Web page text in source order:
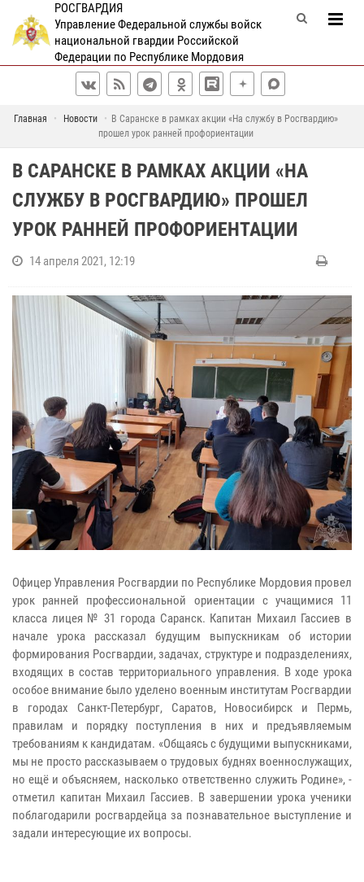
РОСГВАРДИЯ
Управление Федеральной службы войск
национальной гвардии Российской
Федерации по Республике Мордовия
Главная Новости
В Саранске в рамках акции «На службу в Росгвардию»
прошел урок ранней профориентации
В САРАНСКЕ В РАМКАХ АКЦИИ «НА
СЛУЖБУ В РОСГВАРДИЮ» ПРОШЕЛ
УРОК РАННЕЙ ПРОФОРИЕНТАЦИИ
14 апреля 2021, 12:19
Офицер Управления Росгвардии по Республике Мордовия провел
урок ранней профессиональной ориентации с учащимися 11
класса лицея № 31 города Саранск. Капитан Михаил Гассиев в
начале урока рассказал будущим выпускникам об истории
формирования Росгвардии, задачах, структуре и подразделениях,
входящих в состав территориального управления. В ходе урока
особое внимание было уделено военным институтам Росгвардии
в городах Санкт-Петербург, Саратов, Новосибирск и Пермь,
правилам и порядку поступления в них и предъявляемым
требованиям к кандидатам. «Общаясь с будущими выпускниками,
мы не просто рассказываем о трудовых буднях военнослужащих,
но ещё и объясняем, насколько ответственно служить Родине», -
отметил капитан Михаил Гассиев. В завершении урока ученики
поблагодарили росгвардейца за познавательное выступление и
задали интересующие их вопросы.